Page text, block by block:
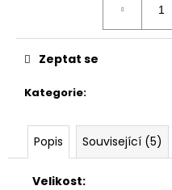
Kategorie:
Zeptat se
Popis Související (5)
Velikost:
j
e
e
VYKRAJOVÁTKA
ZAJÍČCI